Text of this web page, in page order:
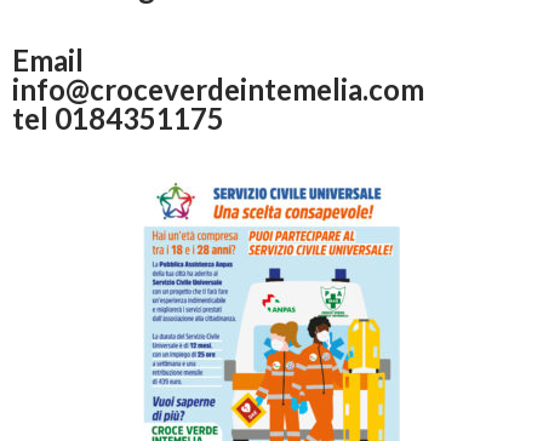
Email
info@croceverdeintemelia.com
tel 0184351175